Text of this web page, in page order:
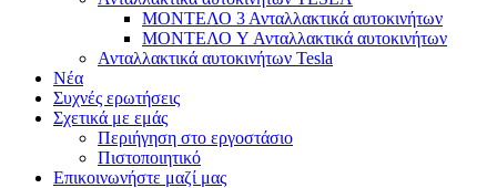
ΜΟΝΤΕΛΟ 3 Ανταλλακτικά αυτοκινήτων
ΜΟΝΤΕΛΟ Y Ανταλλακτικά αυτοκινήτων
Ανταλλακτικά αυτοκινήτων Tesla
Νέα
Συχνές ερωτήσεις
Σχετικά με εμάς
Περιήγηση στο εργοστάσιο
Πιστοποιητικό
Επικοινωνήστε μαζί μας